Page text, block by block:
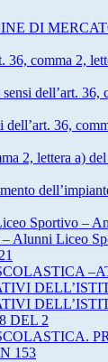
DI
36, comma 2,
dell’art.
36,
2, lettera
Sportivo –
Liceo
DEL 2
153